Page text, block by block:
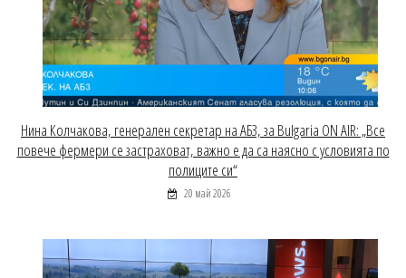
Нина Колчакова, генерален секретар на АБЗ, за Bulgaria ON AIR: „Все
повече фермери се застраховат, важно е да са наясно с условията по
полиците си“
20 май 2026